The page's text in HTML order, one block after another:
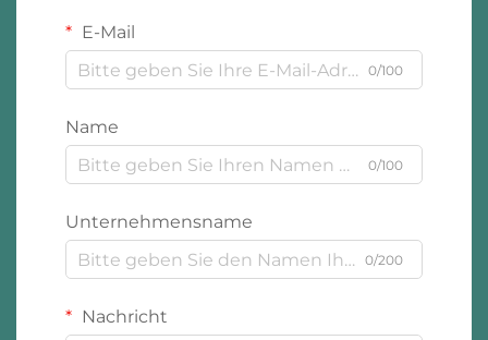
E-Mail
0/100
Name
0/100
Unternehmensname
0/200
Nachricht